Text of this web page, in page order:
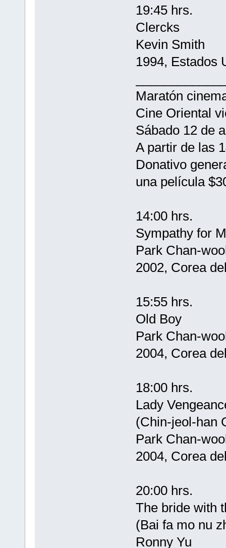
19:45 hrs.
Clercks
Kevin Smith
1994, Estados
Maratón
Cine Oriental
Sábado 12 de
A partir de las
Donativo
una película
14:00 hrs.
Sympathy for
Park Chan-
2002, Corea
15:55 hrs.
Old Boy
Park Chan-
2004, Corea
18:00 hrs.
Lady
(Chin-jeol-han
Park Chan-
2004, Corea
20:00 hrs.
The bride with
(Bai fa mo nu
Ronny Yu